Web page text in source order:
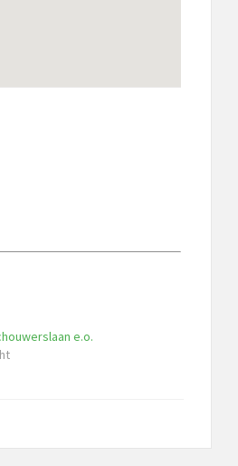
e.o.